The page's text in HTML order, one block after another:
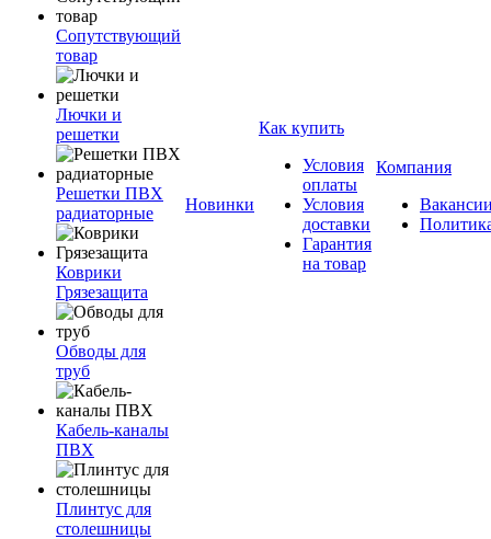
Сопутствующий
товар
Лючки и
решетки
Решетки ПВХ
радиаторные
Коврики
Грязезащита
Обводы для
труб
Кабель-каналы
ПВХ
Плинтус для
столешницы
Новинки
Как купить
Условия
оплаты
Условия
доставки
Гарантия
на товар
Компания